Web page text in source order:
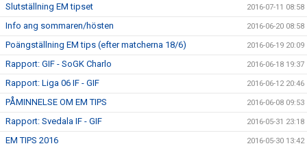
Slutställning EM tipset 2016-07-11 08:58
Info ang sommaren/hösten 2016-06-20 08:58
Poängställning EM tips (efter matcherna 18/6) 2016-06-19 20:09
Rapport: GIF - SoGK Charlo 2016-06-18 19:37
Rapport: Liga 06 IF - GIF 2016-06-12 20:46
PÅMINNELSE OM EM TIPS 2016-06-08 09:53
Rapport: Svedala IF - GIF 2016-05-31 23:18
EM TIPS 2016 2016-05-30 13:42